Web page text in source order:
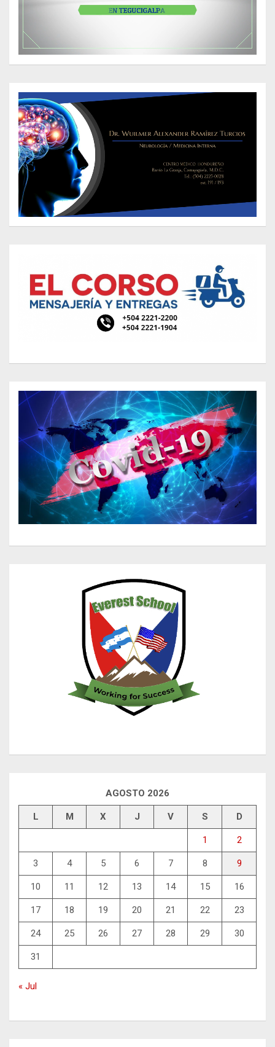
AGOSTO 2026
L M X J V S D
1 2
3 4 5 6 7 8 9
10 11 12 13 14 15 16
17 18 19 20 21 22 23
24 25 26 27 28 29 30
31
« Jul